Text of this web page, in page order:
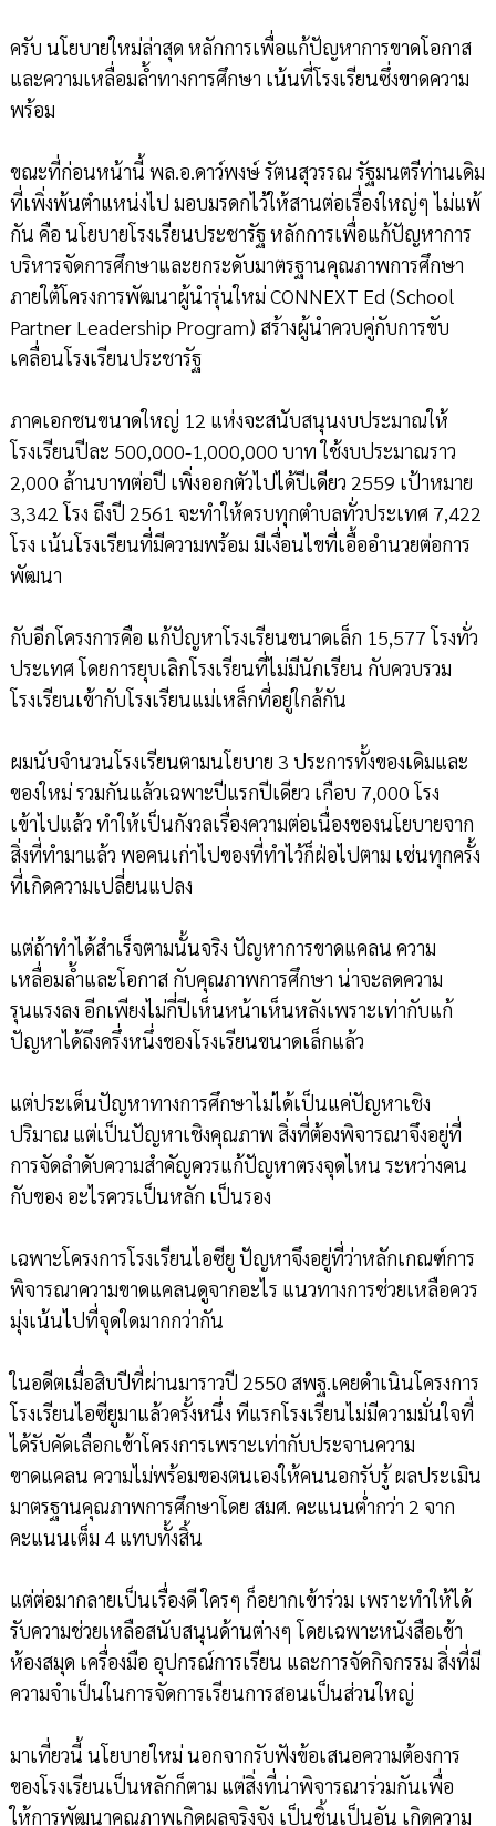
ครับ นโยบายใหม่ล่าสุด หลักการเพื่อแก้ปัญหาการขาดโอกาส
และความเหลื่อมล้ำทางการศึกษา เน้นที่โรงเรียนซึ่งขาดความ
พร้อม
ขณะที่ก่อนหน้านี้ พล.อ.ดาว์พงษ์ รัตนสุวรรณ รัฐมนตรีท่านเดิม
ที่เพิ่งพ้นตำแหน่งไป มอบมรดกไว้ให้สานต่อเรื่องใหญ่ๆ ไม่แพ้
กัน คือ นโยบายโรงเรียนประชารัฐ หลักการเพื่อแก้ปัญหาการ
บริหารจัดการศึกษาและยกระดับมาตรฐานคุณภาพการศึกษา
ภายใต้โครงการพัฒนาผู้นำรุ่นใหม่ CONNEXT Ed (School
Partner Leadership Program) สร้างผู้นำควบคู่กับการขับ
เคลื่อนโรงเรียนประชารัฐ
ภาคเอกชนขนาดใหญ่ 12 แห่งจะสนับสนุนงบประมาณให้
โรงเรียนปีละ 500,000-1,000,000 บาท ใช้งบประมาณราว
2,000 ล้านบาทต่อปี เพิ่งออกตัวไปได้ปีเดียว 2559 เป้าหมาย
3,342 โรง ถึงปี 2561 จะทำให้ครบทุกตำบลทั่วประเทศ 7,422
โรง เน้นโรงเรียนที่มีความพร้อม มีเงื่อนไขที่เอื้ออำนวยต่อการ
พัฒนา
กับอีกโครงการคือ แก้ปัญหาโรงเรียนขนาดเล็ก 15,577 โรงทั่ว
ประเทศ โดยการยุบเลิกโรงเรียนที่ไม่มีนักเรียน กับควบรวม
โรงเรียนเข้ากับโรงเรียนแม่เหล็กที่อยู่ใกล้กัน
ผมนับจำนวนโรงเรียนตามนโยบาย 3 ประการทั้งของเดิมและ
ของใหม่ รวมกันแล้วเฉพาะปีแรกปีเดียว เกือบ 7,000 โรง
เข้าไปแล้ว ทำให้เป็นกังวลเรื่องความต่อเนื่องของนโยบายจาก
สิ่งที่ทำมาแล้ว พอคนเก่าไปของที่ทำไว้ก็ฝ่อไปตาม เช่นทุกครั้ง
ที่เกิดความเปลี่ยนแปลง
แต่ถ้าทำได้สำเร็จตามนั้นจริง ปัญหาการขาดแคลน ความ
เหลื่อมล้ำและโอกาส กับคุณภาพการศึกษา น่าจะลดความ
รุนแรงลง อีกเพียงไม่กี่ปีเห็นหน้าเห็นหลังเพราะเท่ากับแก้
ปัญหาได้ถึงครึ่งหนึ่งของโรงเรียนขนาดเล็กแล้ว
แต่ประเด็นปัญหาทางการศึกษาไม่ได้เป็นแค่ปัญหาเชิง
ปริมาณ แต่เป็นปัญหาเชิงคุณภาพ สิ่งที่ต้องพิจารณาจึงอยู่ที่
การจัดลำดับความสำคัญควรแก้ปัญหาตรงจุดไหน ระหว่างคน
กับของ อะไรควรเป็นหลัก เป็นรอง
เฉพาะโครงการโรงเรียนไอซียู ปัญหาจึงอยู่ที่ว่าหลักเกณฑ์การ
พิจารณาความขาดแคลนดูจากอะไร แนวทางการช่วยเหลือควร
มุ่งเน้นไปที่จุดใดมากกว่ากัน
ในอดีตเมื่อสิบปีที่ผ่านมาราวปี 2550 สพฐ.เคยดำเนินโครงการ
โรงเรียนไอซียูมาแล้วครั้งหนึ่ง ทีแรกโรงเรียนไม่มีความมั่นใจที่
ได้รับคัดเลือกเข้าโครงการเพราะเท่ากับประจานความ
ขาดแคลน ความไม่พร้อมของตนเองให้คนนอกรับรู้ ผลประเมิน
มาตรฐานคุณภาพการศึกษาโดย สมศ. คะแนนต่ำกว่า 2 จาก
คะแนนเต็ม 4 แทบทั้งสิ้น
แต่ต่อมากลายเป็นเรื่องดี ใครๆ ก็อยากเข้าร่วม เพราะทำให้ได้
รับความช่วยเหลือสนับสนุนด้านต่างๆ โดยเฉพาะหนังสือเข้า
ห้องสมุด เครื่องมือ อุปกรณ์การเรียน และการจัดกิจกรรม สิ่งที่มี
ความจำเป็นในการจัดการเรียนการสอนเป็นส่วนใหญ่
มาเที่ยวนี้ นโยบายใหม่ นอกจากรับฟังข้อเสนอความต้องการ
ของโรงเรียนเป็นหลักก็ตาม แต่สิ่งที่น่าพิจารณาร่วมกันเพื่อ
ให้การพัฒนาคุณภาพเกิดผลจริงจัง เป็นชิ้นเป็นอัน เกิดความ